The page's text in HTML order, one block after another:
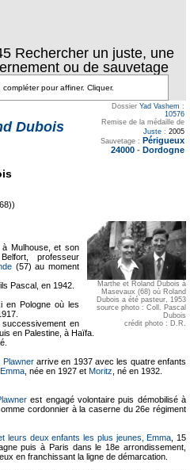
Rechercher un juste, une
ou de sauvetage
Dubois
Dossier Yad Vashem :
10576
Remise de la médaille de
Juste : 2005
Sauvetage : Périgueux
24000 - Dordogne
Marthe et Roland Dubois à
Masevaux (68) où Roland
Dubois a été pasteur, 1953
source photo : Coll. Pascal
Dubois
crédit photo : D.R.
à Mulhouse, et son
professeur
(57) au moment
Pascal, en 1942.
en Pologne où les
en
en Palestine, à Haïfa.
Plawnerarrive en 1937 avec les quatre enfants
Emma , née en 1927 et Moritz , né en 1932.
est engagé volontaire puis démobilisé à
cordonnier à la caserne du 26e régiment
leurs deux enfants les plus jeunes,Emma , 15
puis à Paris dans le 18e arrondissement,
en franchissant la ligne de démarcation.